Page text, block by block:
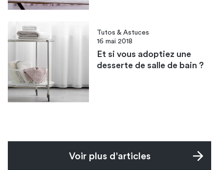
Tutos & Astuces
16 mai 2018
Et si vous adoptiez une
desserte de salle de bain ?
Voir plus d'articles